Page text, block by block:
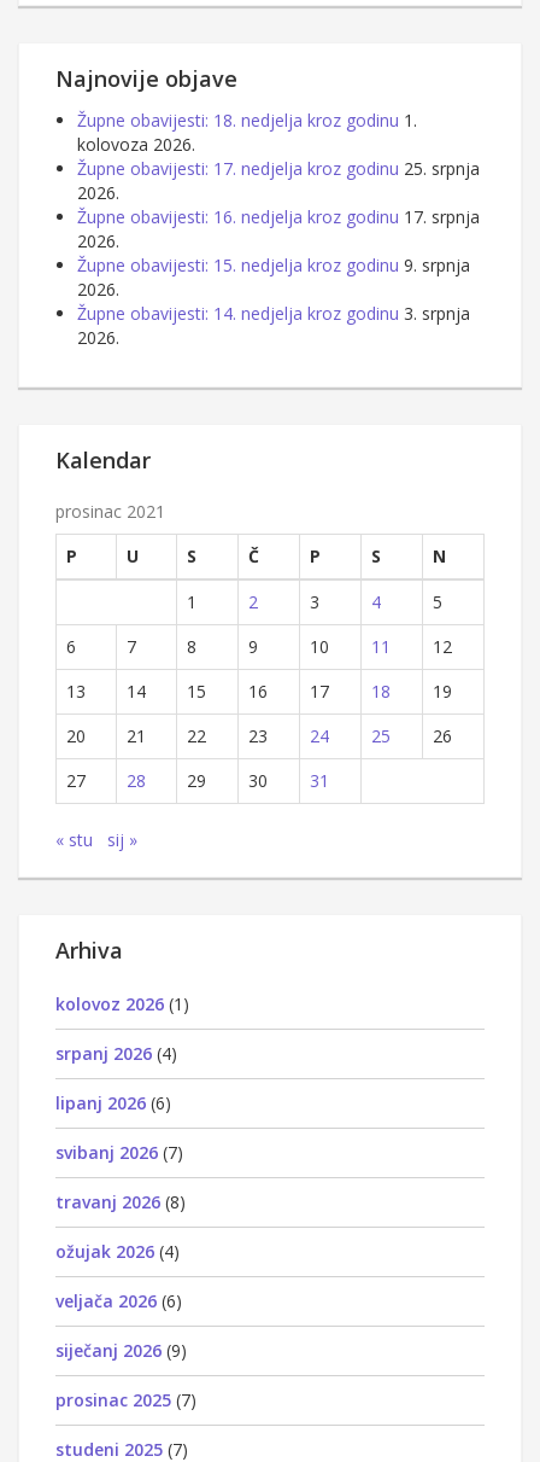
Najnovije objave
Župne obavijesti: 18. nedjelja kroz godinu 1.
kolovoza 2026.
Župne obavijesti: 17. nedjelja kroz godinu 25. srpnja
2026.
Župne obavijesti: 16. nedjelja kroz godinu 17. srpnja
2026.
Župne obavijesti: 15. nedjelja kroz godinu 9. srpnja
2026.
Župne obavijesti: 14. nedjelja kroz godinu 3. srpnja
2026.
Kalendar
prosinac 2021
P
U S Č P S
N
1
2 3 4
5
6
7 8 9 10 11
12
13
14 15 16 17 18
19
20
21 22 23 24 25
26
27
28 29 30 31
« stu sij »
Arhiva
kolovoz 2026 (1)
srpanj 2026 (4)
lipanj 2026 (6)
svibanj 2026 (7)
travanj 2026 (8)
ožujak 2026 (4)
veljača 2026 (6)
siječanj 2026 (9)
prosinac 2025 (7)
studeni 2025 (7)